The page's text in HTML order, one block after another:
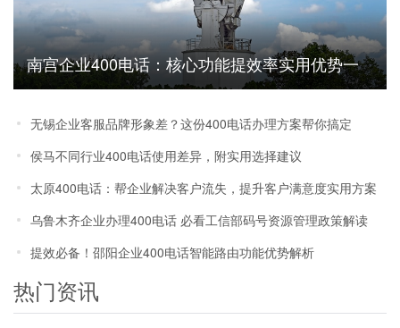
南宫企业400电话：核心功能提效率实用优势一
文说清
无锡企业客服品牌形象差？这份400电话办理方案帮你搞定
侯马不同行业400电话使用差异，附实用选择建议
太原400电话：帮企业解决客户流失，提升客户满意度实用方案
乌鲁木齐企业办理400电话 必看工信部码号资源管理政策解读
提效必备！邵阳企业400电话智能路由功能优势解析
热门资讯